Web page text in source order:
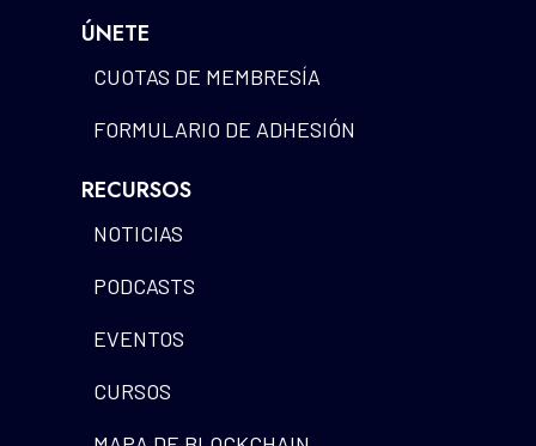
ÚNETE
CUOTAS DE MEMBRESÍA
FORMULARIO DE ADHESIÓN
RECURSOS
NOTICIAS
PODCASTS
EVENTOS
CURSOS